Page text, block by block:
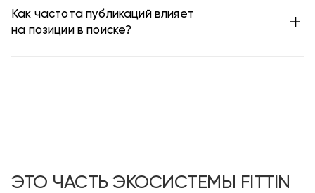
Как частота публикаций влияет
на позиции в поиске?
ЭТО ЧАСТЬ ЭКОСИСТЕМЫ FITTIN